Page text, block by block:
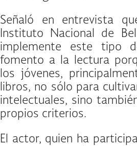
Señaló en entrevista
Instituto Nacional de
implemente este tipo
fomento a la lectura
los jóvenes,
libros, no sólo para
intelectuales, sino
propios criterios.
El actor, quien ha